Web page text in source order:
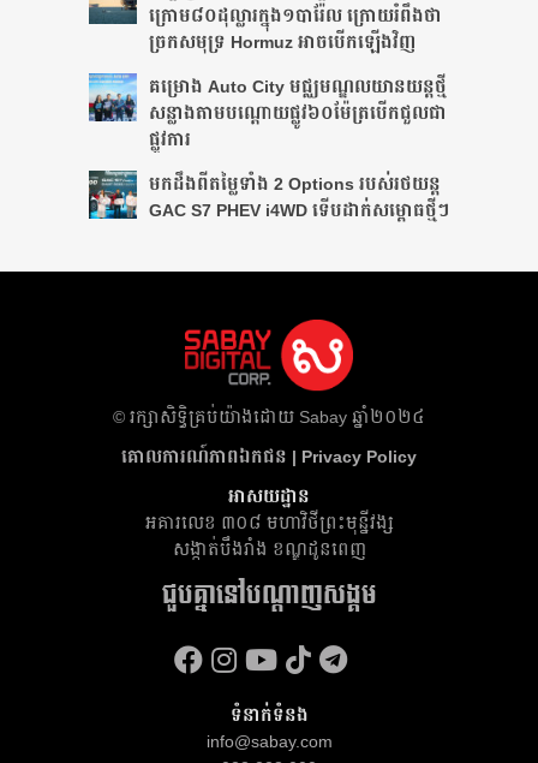
ក្រោម៨០ដុល្លារក្នុង១បារ៉ែល ក្រោយរំពឹងថា​
ច្រកសមុទ្រ Hormuz អាចបើកឡើងវិញ
គម្រោង Auto City មជ្ឈមណ្ឌលយានយន្តថ្មី
សន្លាង​តាមបណ្តោយផ្លូវ​​៦០ម៉ែត្រ​បើកជួលជា
ផ្លូវការ
មកដឹងពីតម្លៃទាំង 2 Options របស់រថយន្ត
GAC S7 PHEV i4WD ទើបដាក់សម្ពោធថ្មីៗ
​© រក្សា​សិទ្ធិ​គ្រប់​យ៉ាង​ដោយ​ Sabay ឆ្នាំ​២០២៤
គោលការណ៍​ភាព​ឯកជន | Privacy Policy
អាសយដ្ឋាន
អគារ​លេខ ៣០៨ មហាវិថីព្រះមុន្នីវង្ស
សង្កាត់បឹងរាំង ខណ្ឌដូនពេញ
ជួបគ្នានៅបណ្តាញសង្គម
ទំនាក់ទំនង
info@sabay.com